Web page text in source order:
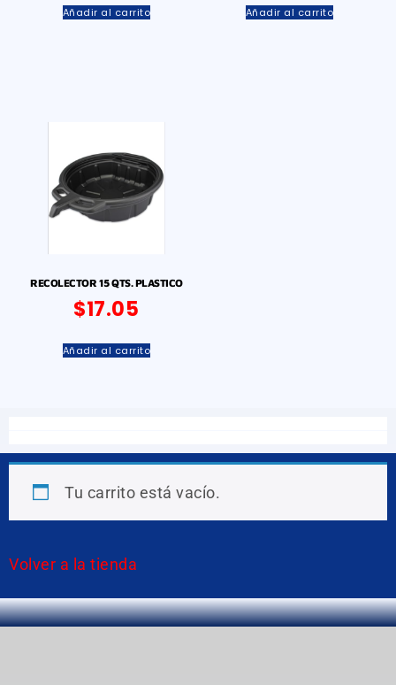
Añadir al carrito Añadir al carrito
RECOLECTOR 15 QTS. PLASTICO
$17.05
Añadir al carrito
Tu carrito está vacío.
Volver a la tienda